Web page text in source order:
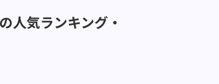
人気ランキング・